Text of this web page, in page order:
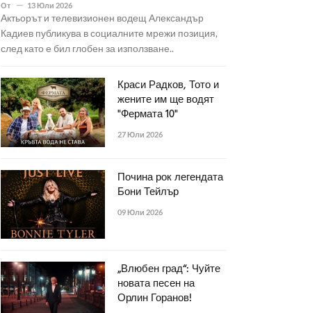
От 13 Юли 2026
Актьорът и телевизионен водещ Александър
Кадиев публикува в социалните мрежи позиция,
след като е бил глобен за използване..
Краси Радков, Тото и
жените им ще водят
"Фермата 10"
27 Юли 2026
Почина рок легендата
Бони Тейлър
09 Юли 2026
„Влюбен град“: Чуйте
новата песен на
Орлин Горанов!